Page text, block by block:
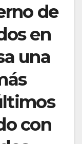
de
en
una
con